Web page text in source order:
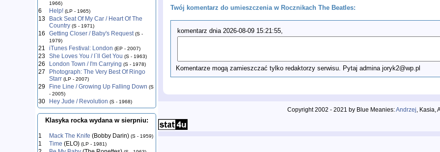
1966)
6 Help! (LP - 1965)
13
Back Seat Of My Car / Heart Of The
Country (S - 1971)
16 Getting Closer / Baby's Request (S -
1979)
21 iTunes Festival: London (EP - 2007)
23 She Loves You / I`ll Get You (S - 1963)
26 London Town / I'm Carrying (S - 1978)
27
Photograph: The Very Best Of Ringo
Starr (LP - 2007)
29 Fine Line / Growing Up Falling Down (S
- 2005)
30 Hey Jude / Revolution (S - 1968)
Klasyka rocka wydana w sierpniu:
1 Mack The Knife (Bobby Darin) (S - 1959)
1 Time (ELO) (LP - 1981)
Twój komentarz do umieszczenia w Rocznikach The Beatles:
komentarz dnia 2026-08-09 15:21:55,
Komentarze mogą zamieszczać tylko redaktorzy serwisu. Pytaj admina joryk2@wp.pl
Copyright 2002 - 2021 by Blue Meanies:Andrzej, Kasia,